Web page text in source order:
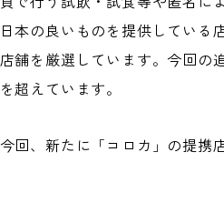
日本の良いものを提供している
店舗を厳選しています。今回の
を超えています。
今回、新たに「コロカ」の提携